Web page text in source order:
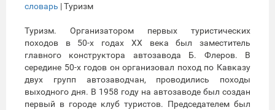
словарь | Туризм
Туризм. Организатором первых туристических
походов в 50-х годах ХХ века был заместитель
главного конструктора автозавода Б. Флеров. В
середине 50-х годов он организовал поход по Кавказу
двух групп автозаводчан, проводились походы
выходного дня. В 1958 году на автозаводе был создан
первый в городе клуб туристов. Председателем был